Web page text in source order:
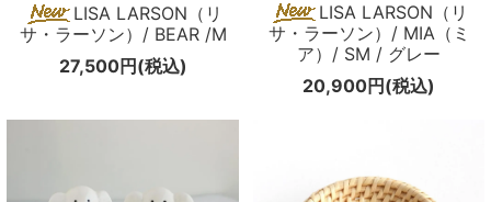
LISA LARSON（リ
サ・ラーソン）/ BEAR /M
27,500円(税込)
LISA LARSON（リ
サ・ラーソン）/ MIA（ミ
ア）/ SM / グレー
20,900円(税込)